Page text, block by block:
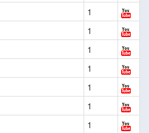
1
1
1
1
1
1
1